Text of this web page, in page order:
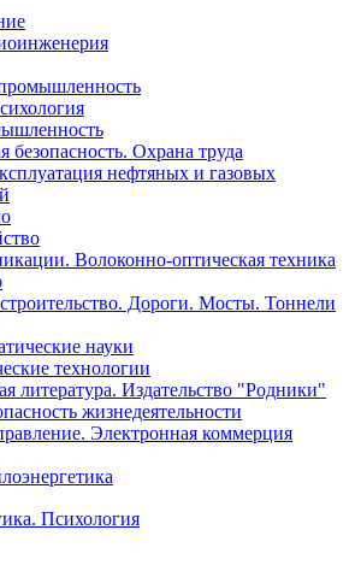
Охрана труда
нефтяных и газовых
Волоконно-оптическая техника
Дороги. Мосты. Тоннели
науки
технологии
литература. Издательство "Родники"
жизнедеятельности
Электронная коммерция
Психология